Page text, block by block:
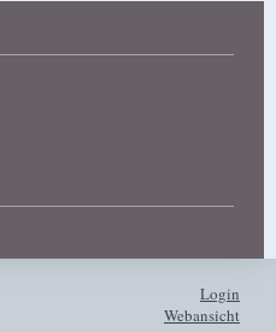
Login
Webansicht